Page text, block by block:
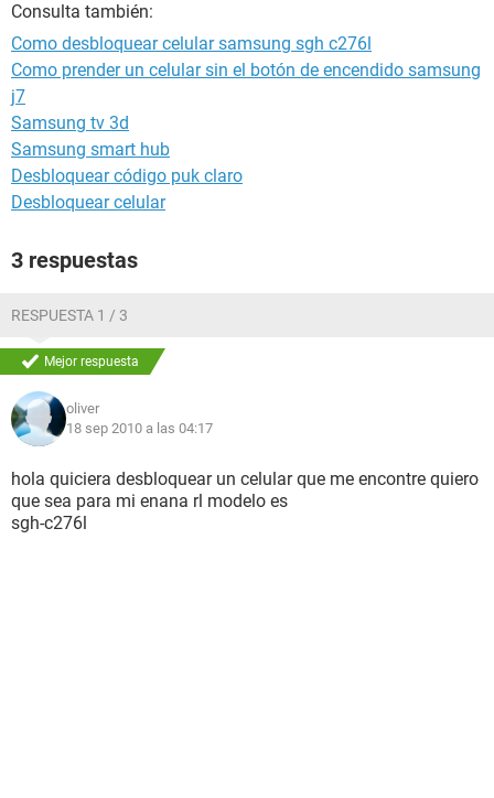
Consulta también:
Como desbloquear celular samsung sgh c276l
Como prender un celular sin el botón de encendido samsung
j7
Samsung tv 3d
Samsung smart hub
Desbloquear código puk claro
Desbloquear celular
3 respuestas
RESPUESTA 1 / 3
Mejor respuesta
oliver
18 sep 2010 a las 04:17
hola quiciera desbloquear un celular que me encontre quiero
que sea para mi enana rl modelo es
sgh-c276l